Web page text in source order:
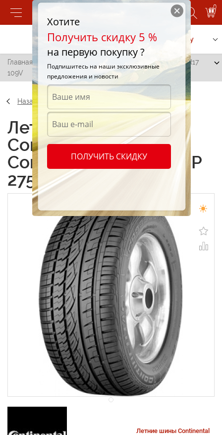
0
Позвонить Заказать услугу
Главная /
Continental ContiCrossContact UHP 275/55 R17
109V
Назад
Летние шины
Continental
ContiCrossContact UHP
275/55 R17 109V
Летние шины Continental
Хотите
Получить скидку 5 %
на первую покупку ?
Подпишитесь на наши эксклюзивные
предложения и новости
ПОЛУЧИТЬ СКИДКУ